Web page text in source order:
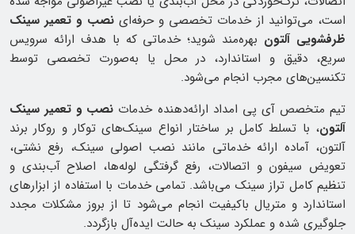
است، می‌توانید از خدمات تخصصی و حرفه‌اینصب و تعمیر سینک
ظرفشویی آلتون بهره‌مند شوید؛ خدماتی که با هدف ارائه سرویس
سریع، دقیق و استاندارد، در محل یا به‌صورت تخصصی توسط
تکنسین‌های مجرب انجام می‌شود.
تیم متخصص آی پی امداد ارائه‌دهنده خدمات نصب و تعمیر سینک
آلتون، با تسلط کامل بر ساختار انواع سینک‌های توکار و روکار برند
آلتون، آماده ارائه خدماتی مانند نصب اصولی سینک، رفع نشتی،
تعویض سیفون و اتصالات، رفع گرفتگی لوله‌ها، اصلاح آب‌بندی و
تنظیم کامل تراز سینک می‌باشد. تمامی خدمات با استفاده از ابزارهای
استاندارد و متریال باکیفیت انجام می‌شود تا از بروز مشکلات مجدد
جلوگیری شده و عملکرد سینک به حالت ایده‌آل بازگردد.